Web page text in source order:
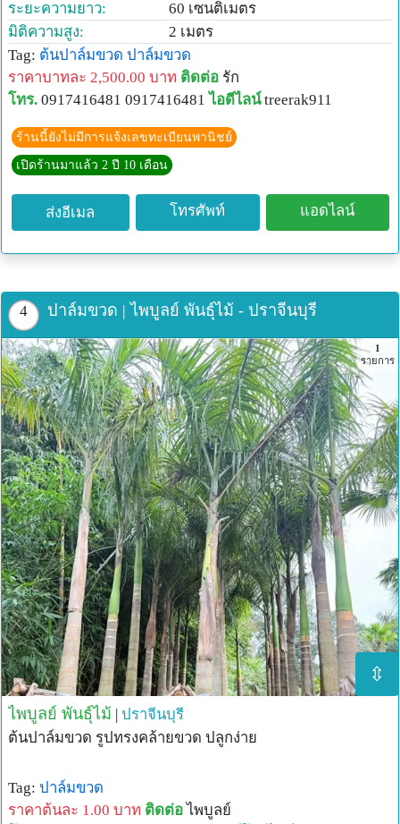
ระยะความยาว:
60 เซนติเมตร
มิติความสูง:
2 เมตร
Tag: ต้นปาล์มขวด ปาล์มขวด
ราคาบาทละ 2,500.00 บาท ติดต่อ รัก
โทร. 0917416481 0917416481 ไอดีไลน์ treerak911
ร้านนี้ยังไม่มีการแจ้งเลขทะเบียนพานิชย์
เปิดร้านมาแล้ว 2 ปี 10 เดือน
ส่งอีเมล โทรศัพท์ แอดไลน์
4 ปาล์มขวด | ไพบูลย์ พันธุ์ไม้ - ปราจีนบุรี
⇳
1
รายการ
ไพบูลย์ พันธุ์ไม้ | ปราจีนบุรี
ต้นปาล์มขวด รูปทรงคล้ายขวด ปลูกง่าย
Tag: ปาล์มขวด
ราคาต้นละ 1.00 บาท ติดต่อไพบูลย์